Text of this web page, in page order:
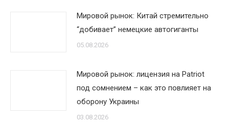
Мировой рынок: Китай стремительно
“добивает” немецкие автогиганты
05.08.2026
Мировой рынок: лицензия на Patriot
под сомнением – как это повлияет на
оборону Украины
03.08.2026